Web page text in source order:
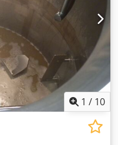
1 / 10